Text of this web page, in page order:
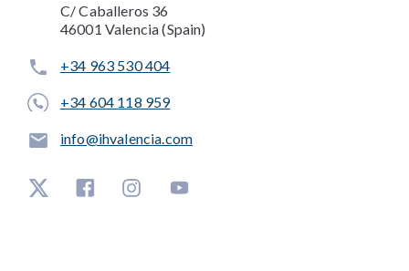
C/ Caballeros 36
46001 Valencia (Spain)
+34 963 530 404
+34 604 118 959
info@ihvalencia.com